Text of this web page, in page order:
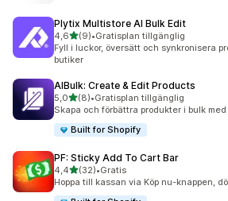
Plytix Multistore AI Bulk Edit
4,6av 5 stjärnor
(9)
9 recensioner totalt
•Gratisplan tillgänglig
Fyll i luckor, översätt och synkronisera
butiker
AIBulk: Create & Edit Products
5,0av 5 stjärnor
(8)
8 recensioner totalt
•Gratisplan tillgänglig
Skapa och förbättra produkter i bulk
Built for Shopify
PF: Sticky Add To Cart Bar
4,4av 5 stjärnor
(32)
32 recensioner totalt
•Gratis
Hoppa till kassan via Köp nu-knappen,